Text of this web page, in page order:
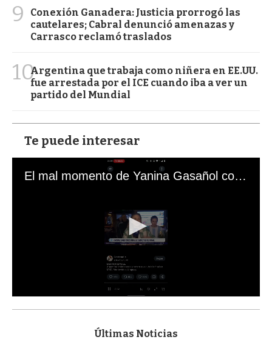
9
Conexión Ganadera: Justicia prorrogó las
cautelares; Cabral denunció amenazas y
Carrasco reclamó traslados
10Argentina que trabaja como niñera en EE.UU.
fue arrestada por el ICE cuando iba a ver un
partido del Mundial
Te puede interesar
El mal momento de Yanina Gasañol con un hincha argentino en "Subrayado"
s
Últimas Noticias